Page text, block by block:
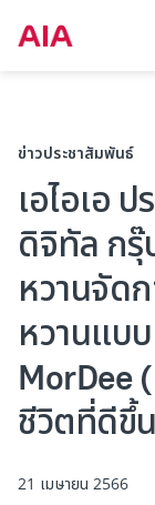
ข่าวประชาสัมพันธ์
เอไอเอ
ดิจิทัล กรุ๊
หวานจัด
หวานแบ
MorDee
ชีวิตที่ดีขึ้น
21 เมษายน 2566